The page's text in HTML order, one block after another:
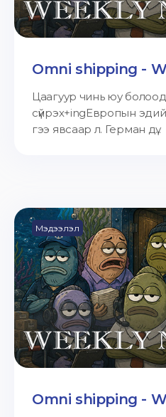
Omni shipping -
Цаагуур чинь юу
сүйрэх+ingЕвропын эдийн
гээ явсаар л. Герман дү...
Мэдээлэл
Omni shipping -